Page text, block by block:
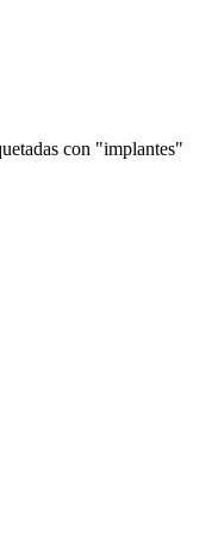
con "implantes"